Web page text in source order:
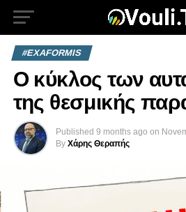
#EXAFORMIS
Ο κύκλος των
της θεσμικής
Published 9 months ago on
By Χάρης Θεραπής